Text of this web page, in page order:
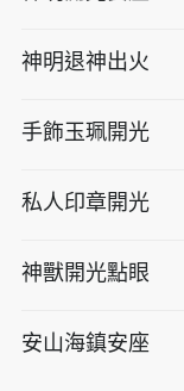
神明退神出火
手飾玉珮開光
私人印章開光
神獸開光點眼
安山海鎮安座